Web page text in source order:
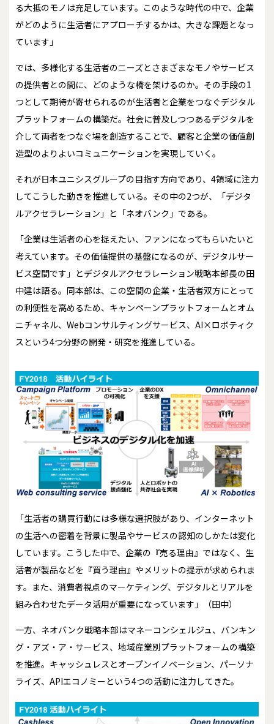
る大抵のモノは充足しています。このような時代の中で、企業
がどのように生活者にアプローチするかは、大きな課題となっ
ています」
では、多様化する生活者のニーズとさまざまなモノやサービス
の提供者との間に、どのような橋を架けるのか。その手段の1
つとして期待が寄せられるのが生活者と企業をつなぐデジタル
プラットフォームの構築だ。社会に普及しつつあるデジタルを
介して両者をつなぐ場を創造することで、顧客と企業の価値創
造型のよりよいコミュニケーションを実現していく――。
それが日本ユニシスグループの目指す方向であり、4領域に注力
してこうした動きを推進している。その中の2つが、「デジタ
ルアクセラレーション」と「ネオバンク」である。
「企業は生活者の心を捉えたい、ファンになってもらいたいと
考えています。その価値提供の基盤になるのが、デジタルサー
ビス空間です」とデジタルアクセラレーション戦略本部長の田
中建は語る。同本部は、この空間の企業・生活者双方にとって
の利便性を高めるため、キャンペーンプラットフォームとオム
ニチャネル、Webコンサルティングサービス、AI×ロボティク
スという4つ分野の開発・研究を推進している。
「生活者の購買行動には多様な選択肢があり、インターネット
の生活への密着を背景に製品やサービスの認知のしかたは変化
しています。こうした中で、企業の『売る理由』ではなく、生
活者が製品などを『買う理由』やメリットの提示が求められま
す。また、消費者視点のマーケティング、デジタルとリアルを
組み合わせたデータ活用が重要になっています」（田中）
一方、ネオバンク戦略本部はマネーコンシェルジュ、バンキン
グ・アズ・ア・サービス、地域産業別プラットフォームの構築
を推進。キャッシュレスとオープンイノベーション、パーソナ
ライズ、APIエコノミーという4つの活動に注力してきた。